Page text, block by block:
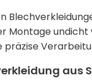
Montage undicht
präzise
aus